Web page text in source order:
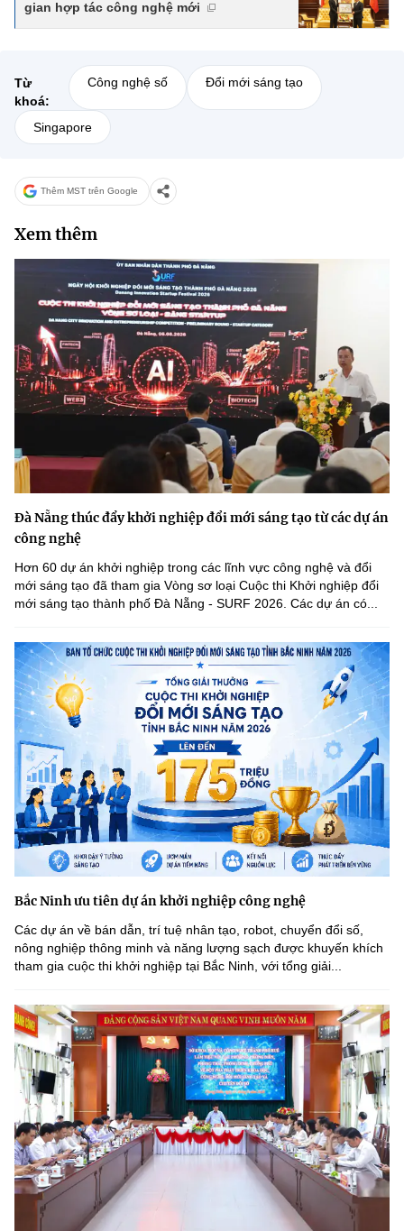
gian hợp tác công nghệ mới
Từ
khoá:
Công nghệ số Đổi mới sáng tạo
Singapore
Thêm MST trên Google
Xem thêm
Đà Nẵng thúc đẩy khởi nghiệp đổi mới sáng tạo từ các dự án
công nghệ
Hơn 60 dự án khởi nghiệp trong các lĩnh vực công nghệ và đổi
mới sáng tạo đã tham gia Vòng sơ loại Cuộc thi Khởi nghiệp đổi
mới sáng tạo thành phố Đà Nẵng - SURF 2026. Các dự án có...
Bắc Ninh ưu tiên dự án khởi nghiệp công nghệ
Các dự án về bán dẫn, trí tuệ nhân tạo, robot, chuyển đổi số,
nông nghiệp thông minh và năng lượng sạch được khuyến khích
tham gia cuộc thi khởi nghiệp tại Bắc Ninh, với tổng giải...